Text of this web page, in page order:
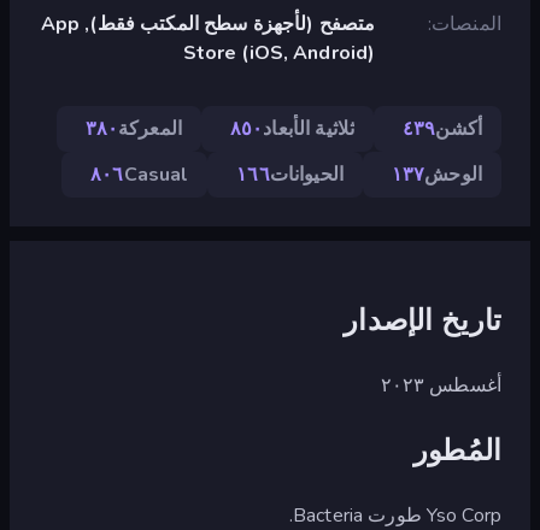
المنصات
متصفح (لأجهزة سطح المكتب فقط), App
Store (iOS, Android)
أكشن٤٣٩ ثلاثية الأبعاد٨٥٠ المعركة٣٨٠
الوحش١٣٧ الحيوانات١٦٦ Casual٨٠٦
تاريخ الإصدار
أغسطس ٢٠٢٣
المُطور
Yso Corp طورت Bacteria.